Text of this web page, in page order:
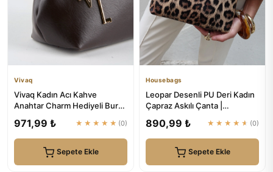
Vivaq
Vivaq Kadın Acı Kahve
Anahtar Charm Hediyeli Burs
971,99 ₺ ★★★★★ (0)
Sepete Ekle
Housebags
Leopar Desenli PU Deri Kadın
Çapraz Askılı Çanta |
890,99 ₺ ★★★★★ (0)
Sepete Ekle